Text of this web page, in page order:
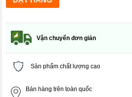
Vận chuyển đơn giản
Sản phẩm chất lượng cao
Bán hàng trên toàn quốc